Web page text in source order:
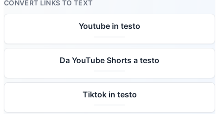
CONVERT LINKS TO TEXT
Youtube in testo
Da YouTube Shorts a testo
Tiktok in testo